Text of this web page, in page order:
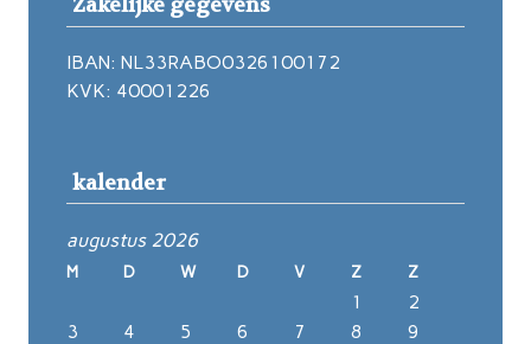
Zakelijke gegevens
IBAN: NL33RABO0326100172
KVK: 40001226
kalender
augustus 2026
M D W D V Z Z
1
2
3
4 5 6 7 8
9